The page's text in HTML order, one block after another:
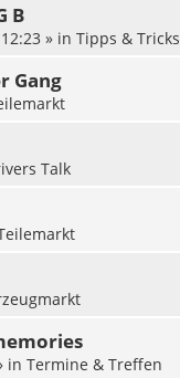
B
» in Tipps & Tricks
Gang
Talk
in Termine & Treffen